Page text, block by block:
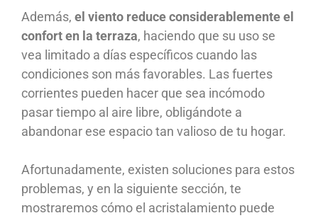
Además, el viento reduce considerablemente el
confort en la terraza, haciendo que su uso se
vea limitado a días específicos cuando las
condiciones son más favorables. Las fuertes
corrientes pueden hacer que sea incómodo
pasar tiempo al aire libre, obligándote a
abandonar ese espacio tan valioso de tu hogar.
Afortunadamente, existen soluciones para estos
problemas, y en la siguiente sección, te
mostraremos cómo el acristalamiento puede